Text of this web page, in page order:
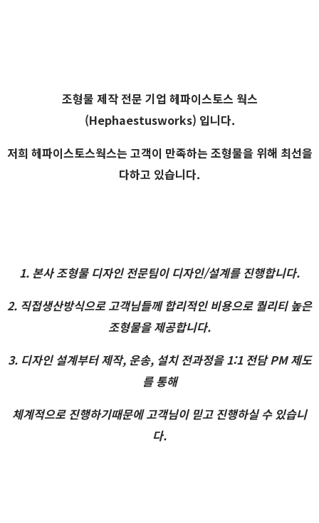
조형물 제작 전문 기업 헤파이스토스 웍스
(Hephaestusworks) 입니다.
저희 헤파이스토스웍스는 고객이 만족하는 조형물을 위해 최선을
다하고 있습니다.
1. 본사 조형물 디자인 전문팀이 디자인/설계를 진행합니다.
2. 직접생산방식으로 고객님들께 합리적인 비용으로 퀄리티 높은
조형물을 제공합니다.
3. 디자인 설계부터 제작, 운송, 설치 전과정을 1:1 전담 PM 제도
를 통해
체계적으로 진행하기때문에 고객님이 믿고 진행하실 수 있습니
다.